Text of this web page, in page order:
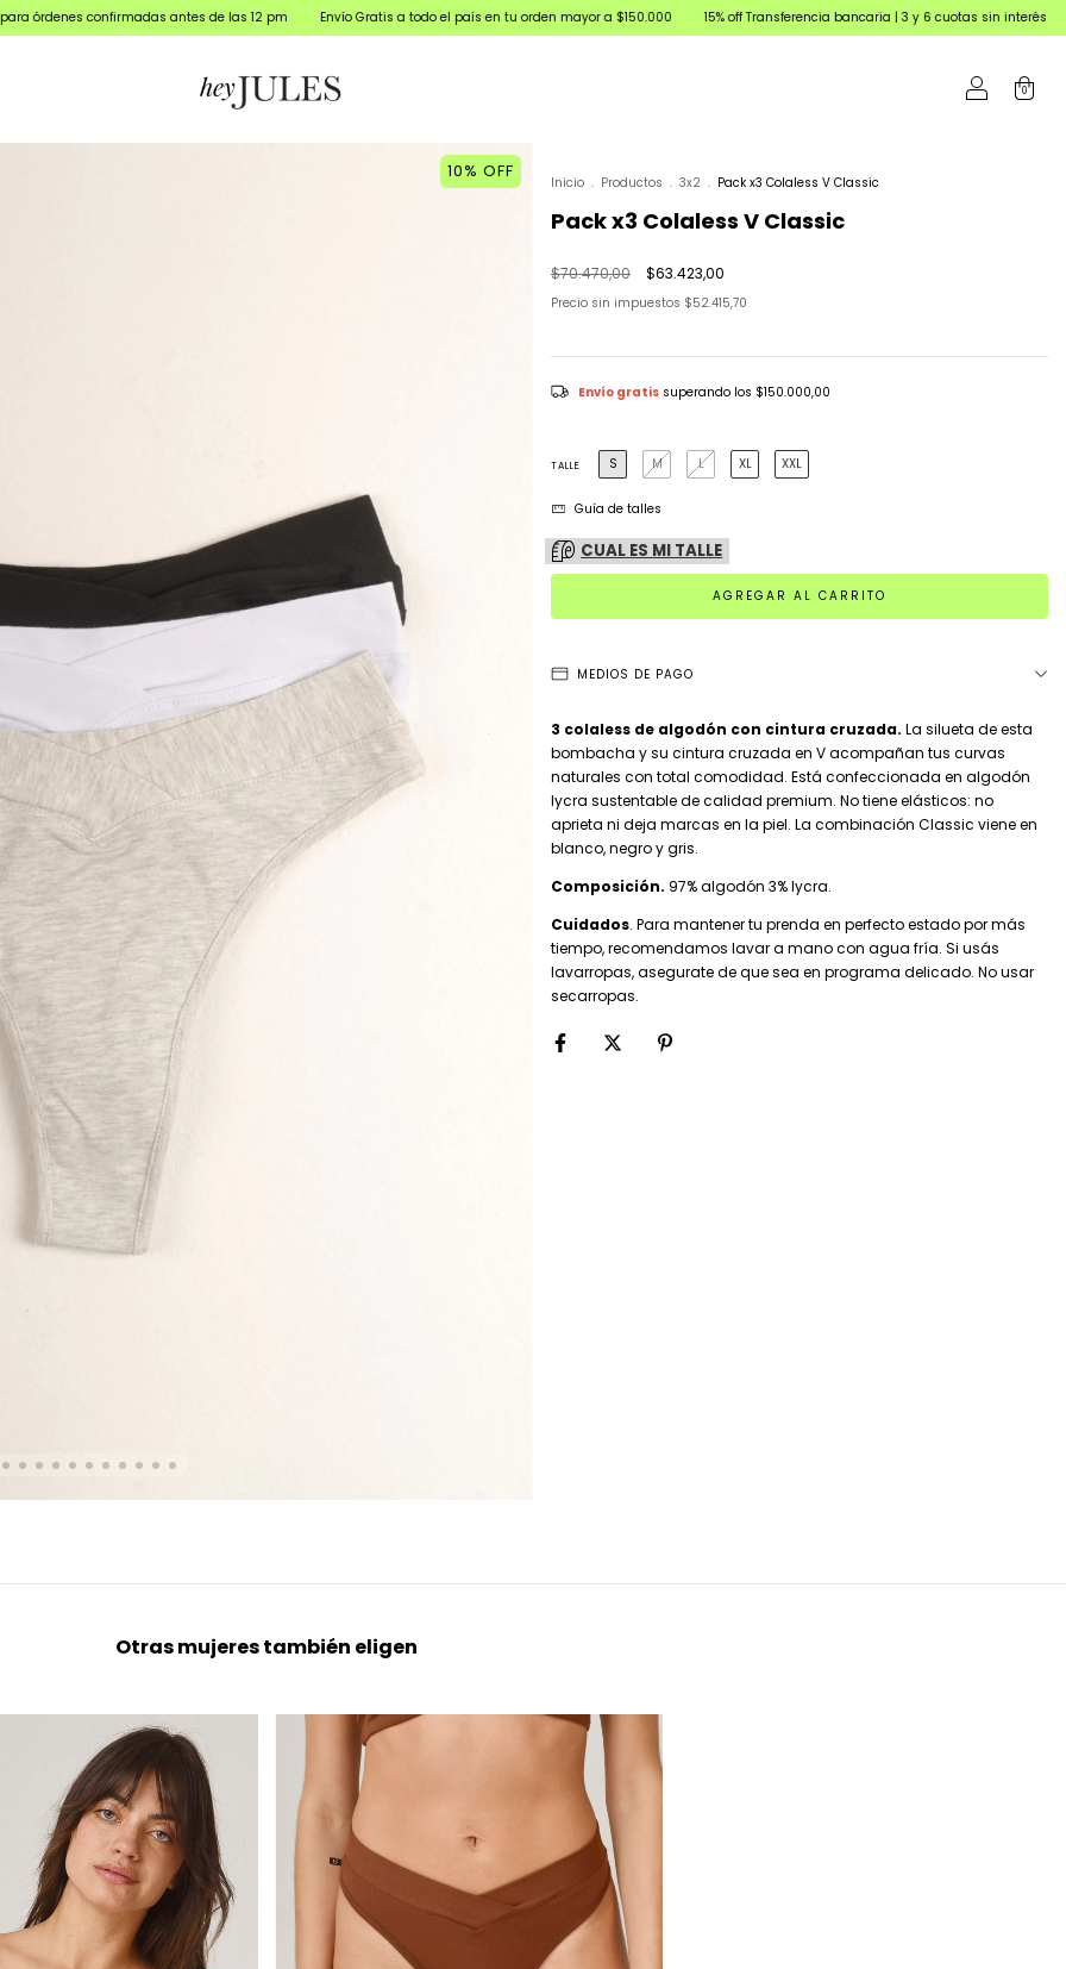
antes de las 12 pm Envío Gratis a todo el país en tu orden mayor a $150.000 15% off Transferencia bancaria | 3 y 6 cuotas sin interés Envíos en el
0
10% OFF
Inicio . Productos . 3x2 . Pack x3 Colaless V Classic
Pack x3 Colaless V Classic
$70.470,00 $63.423,00
Precio sin impuestos $52.415,70
Envío gratis superando los $150.000,00
TALLE S M L XL XXL
Guía de talles
CUAL ES MI TALLE
MEDIOS DE PAGO
3 colaless de algodón con cintura cruzada. La silueta de esta
bombacha y su cintura cruzada en V acompañan tus curvas
naturales con total comodidad. Está confeccionada en algodón
lycra sustentable de calidad premium. No tiene elásticos: no
aprieta ni deja marcas en la piel. La combinación Classic viene en
blanco, negro y gris.
Composición. 97% algodón 3% lycra.
Cuidados. Para mantener tu prenda en perfecto estado por más
tiempo, recomendamos lavar a mano con agua fría. Si usás
lavarropas, asegurate de que sea en programa delicado. No usar
secarropas.
Otras mujeres también eligen